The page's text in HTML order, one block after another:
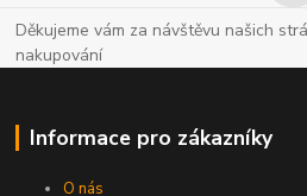
Děkujeme vám za návštěvu našich
nakupování
Informace pro zákazníky
O nás